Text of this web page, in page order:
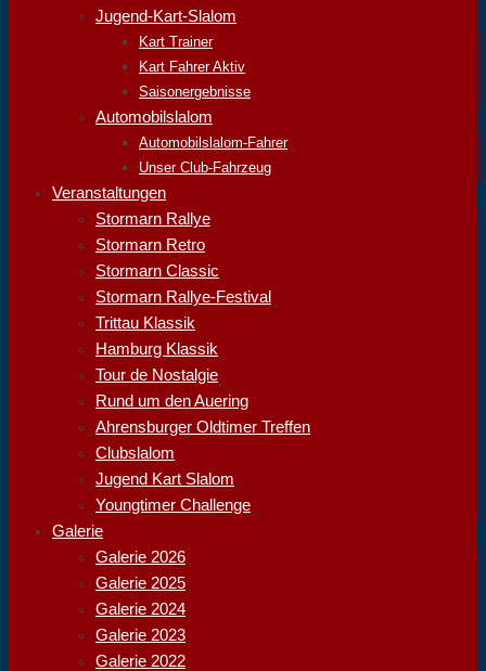
Jugend-Kart-Slalom
Kart Trainer
Kart Fahrer Aktiv
Saisonergebnisse
Automobilslalom
Automobilslalom-Fahrer
Unser Club-Fahrzeug
Veranstaltungen
Stormarn Rallye
Stormarn Retro
Stormarn Classic
Stormarn Rallye-Festival
Trittau Klassik
Hamburg Klassik
Tour de Nostalgie
Rund um den Auering
Ahrensburger Oldtimer Treffen
Clubslalom
Jugend Kart Slalom
Youngtimer Challenge
Galerie
Galerie 2026
Galerie 2025
Galerie 2024
Galerie 2023
Galerie 2022